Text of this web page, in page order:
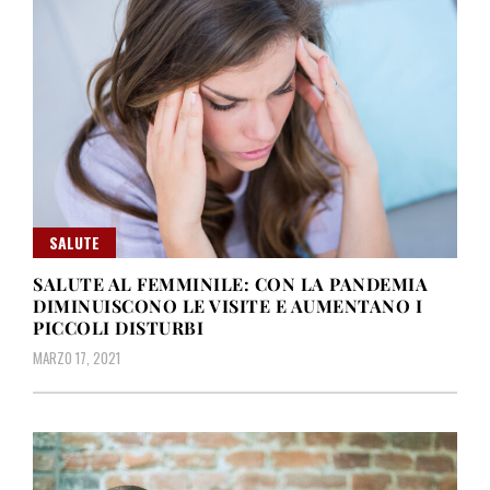
SALUTE
SALUTE AL FEMMINILE: CON LA PANDEMIA
DIMINUISCONO LE VISITE E AUMENTANO I
PICCOLI DISTURBI
MARZO 17, 2021